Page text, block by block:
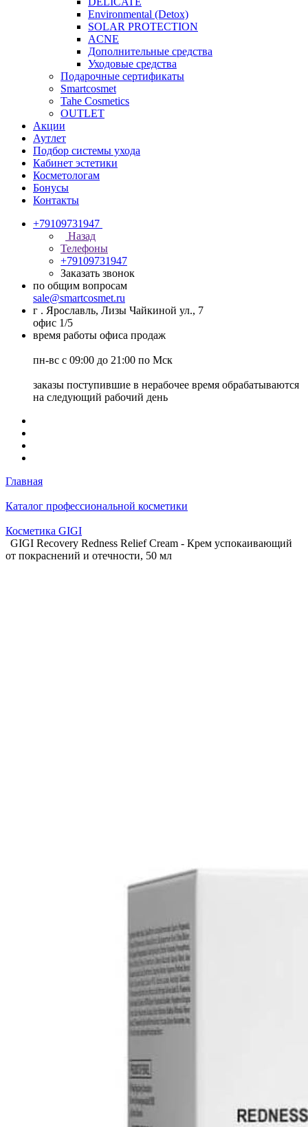
Environmental (Detox)
SOLAR PROTECTION
АCNE
Дополнительные средства
Уходовые средства
Подарочные сертификаты
Smartcosmet
Tahe Cosmetics
OUTLET
Акции
Аутлет
Подбор системы ухода
Кабинет эстетики
Косметологам
Бонусы
Контакты
+79109731947
Назад
Телефоны
+79109731947
Заказать звонок
по общим вопросам
sale@smartcosmet.ru
г . Ярославль, Лизы Чайкиной ул., 7
офис 1/5
время работы офиса продаж
пн-вс с 09:00 до 21:00 по Мск
заказы поступившие в нерабочее время обрабатываются
на следующий рабочий день
Главная
Каталог профессиональной косметики
Косметика GIGI
GIGI Recovery Redness Relief Cream - Крем успокаивающий
от покраснений и отечности, 50 мл